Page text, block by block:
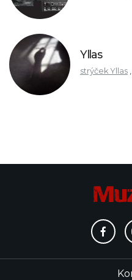
Yllas
strýček Yllas ,